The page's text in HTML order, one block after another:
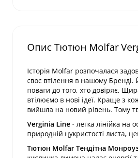
Опис Тютюн Molfar
Історія Molfar розпочалася
своє втілення в нашому Бренді.
поваги до того, хто довіряє.
втілюємо в нові ідеї. Краще з
вийшла на новий рівень. Тому
Verginia Line - легка лінійка на
природній цукристості листа,
Тютюн Molfar Тендітна